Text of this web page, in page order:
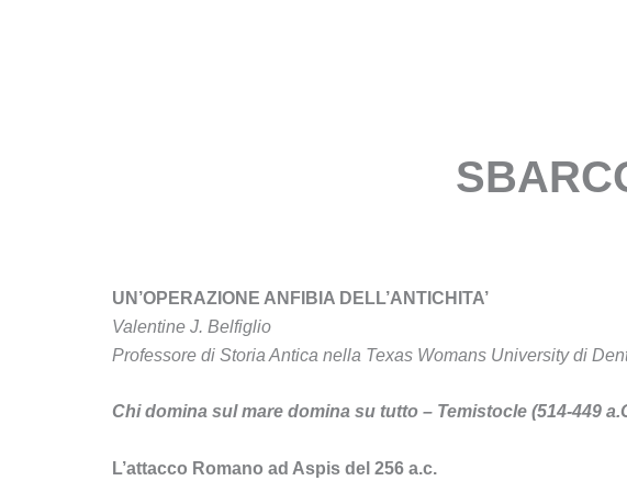
UN’OPERAZIONE ANFIBIA DELL’ANTICHITA’
Valentine J. Belfiglio
Professore di Storia Antica nella Texas Womans University di
Chi domina sul mare domina su tutto – Temistocle (514-449
L’attacco Romano ad Aspis del 256 a.c.